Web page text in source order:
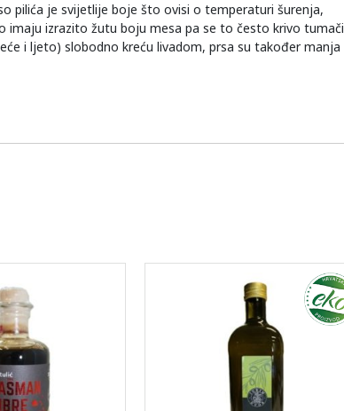
pilića je svijetlije boje što ovisi o temperaturi šurenja,
imaju izrazito žutu boju mesa pa se to često krivo tumači
i ljeto) slobodno kreću livadom, prsa su također manja